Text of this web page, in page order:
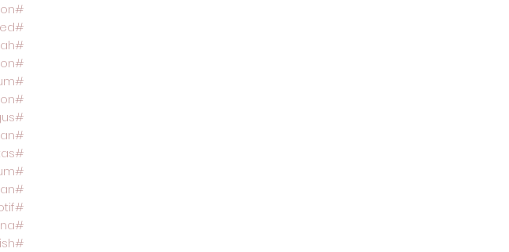
#kainkatunrayon
#kaincottoncombed
#kaincombedmurah
#kaincombedcotton
#kaincottonpremium
#kainhaluscotton
#kaincottonbagus
#kaincottonnyaman
#kaincottonberkualitas
#kaincottonpremium
#kaincottonpilihan
#kaincottonmotif
#kaincottonwarna
#kaincottonstylish